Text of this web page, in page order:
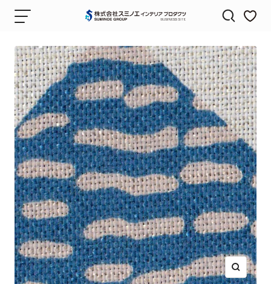
ナ
ゲ
ー
シ
ョ
ン
株
会
社
ス
ミ
ノ
エ
イ
ン
テ
リ
ア
プ
ロ
ダ
ク
ツ
（SUMINOE
ズ